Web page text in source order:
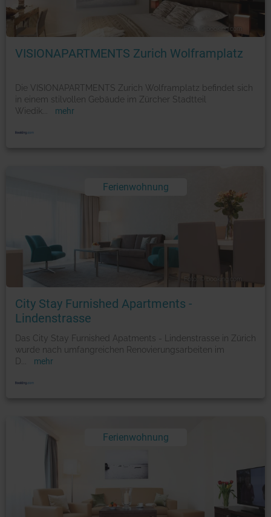
Foto: © booking.com
VISIONAPARTMENTS Zurich Wolframplatz
Die VISIONAPARTMENTS Zurich Wolframplatz befindet sich
in einem stilvollen Gebäude im Zürcher Stadtteil
Wiedik
mehr
Ferienwohnung
City Stay Furnished Apartments -
Lindenstrasse
Das City Stay Furnished Apatments - Lindenstrasse in Zürich
wurde nach umfangreichen Renovierungsarbeiten im
D
mehr
Ferienwohnung